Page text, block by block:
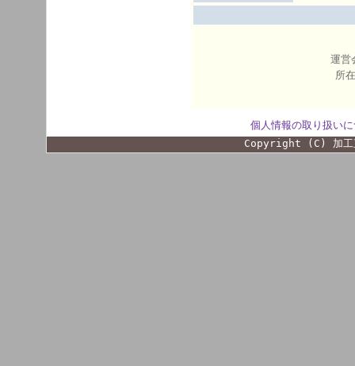
運
所
個人情報の取り扱い
Copyright (C) 加